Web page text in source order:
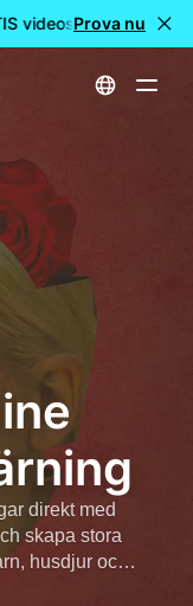
videoskapande med
Prova nu
direkt med
skapa stora
husdjur och